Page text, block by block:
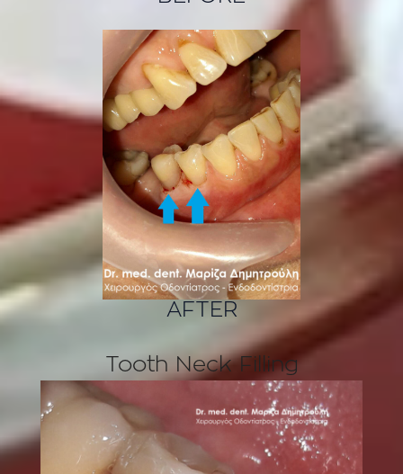
AFTER
Tooth Neck Filling